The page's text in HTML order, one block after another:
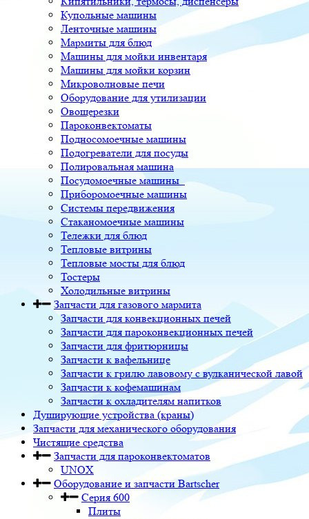
Купольные машины
Ленточные машины
Мармиты для блюд
Машины для мойки инвентаря
Машины для мойки корзин
Микроволновые печи
Оборудование для утилизации
Овощерезки
Пароконвектоматы
Подносомоечные машины
Подогреватели для посуды
Полировальная машина
Посудомоечные машины
Приборомоечные машины
Системы передвижения
Стаканомоечные машины
Тележки для блюд
Тепловые витрины
Тепловые мосты для блюд
Тостеры
Холодильные витрины
Запчасти для газового мармита
Запчасти для конвекционных печей
Запчасти для пароконвекционных печей
Запчасти для фритюрницы
Запчасти к вафельнице
Запчасти к грилю лавовому с вулканической лавой
Запчасти к кофемашинам
Запчасти к охладителям напитков
Душирующие устройства (краны)
Запчасти для механического оборудования
Чистящие средства
Запчасти для пароконвектоматов
UNOX
Оборудование и запчасти Bartscher
Серия 600
Плиты